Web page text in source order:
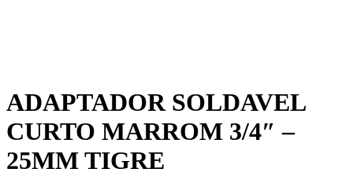
ADAPTADOR SOLDAVEL
CURTO MARROM 3/4″ –
25MM TIGRE